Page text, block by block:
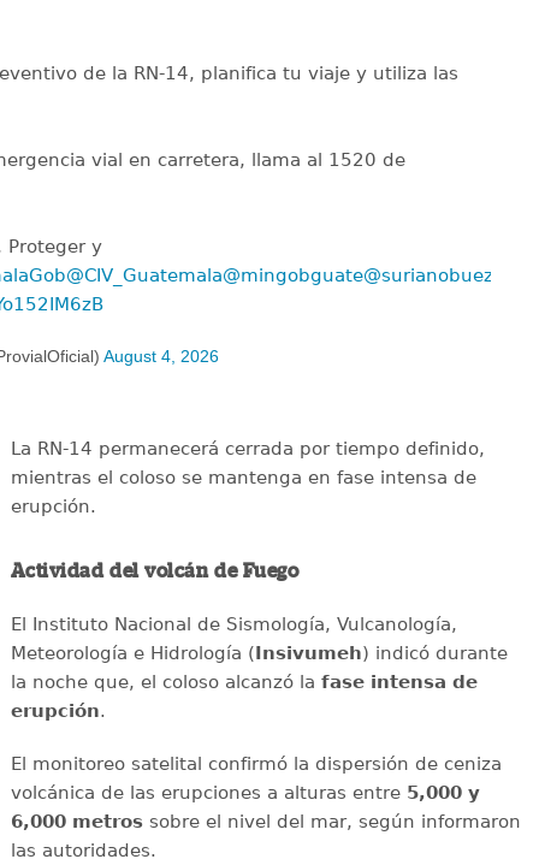
de la RN-14, planifica tu viaje y utiliza las
vial en carretera, llama al 1520 de
Proteger y
@CIV_Guatemala@mingobguate@surianobuezo
August 4, 2026
La RN-14 permanecerá cerrada por tiempo definido,
mientras el coloso se mantenga en fase intensa de
erupción.
Actividad del volcán de Fuego
El Instituto Nacional de Sismología, Vulcanología,
Meteorología e Hidrología (Insivumeh) indicó durante
la noche que, el coloso alcanzó la fase intensa de
erupción.
El monitoreo satelital confirmó la dispersión de ceniza
volcánica de las erupciones a alturas entre 5,000 y
6,000 metrossobre el nivel del mar, según informaron
las autoridades.